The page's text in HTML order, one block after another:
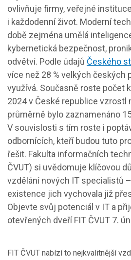
ovlivňuje firmy, veřejné
i každodenní život. Moderní
době zejména umělá
kybernetická bezpečnost,
odvětví. Podle údajů Českého
více než 28 % velkých českých
využívá. Současně roste počet
2024 v České republice vzrostl
průměrně bylo zaznamenáno
V souvislosti s tím roste i
odbornících, kteří budou tuto
řešit. Fakulta informačních
ČVUT) si uvědomuje klíčovou
vzdělání nových IT specialistů
existence jich vychovala již
Objevte svůj potenciál v IT a
otevřených dveří FIT ČVUT 7.
FIT ČVUT nabízí to nejkvalitnější